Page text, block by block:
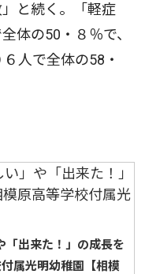
と続く。「軽症
体の50・８％で、
人で全体の58・
「出来た！」の成長を
属光明幼稚園【相模